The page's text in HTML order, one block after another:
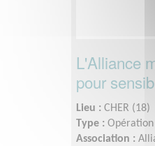
L'Alliance
pour
Lieu : CHER (18)
Type :
Association :